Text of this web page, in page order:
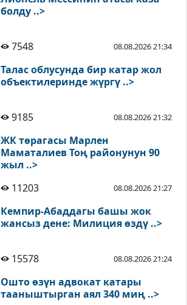
болду ..>
7548 08.08.2026 21:34
Талас облусунда бир катар жол
объектилеринде жүргү ..>
9185 08.08.2026 21:32
ЖК төрагасы Марлен
Маматалиев Тоң районунун 90
жыл ..>
11203
08.08.2026 21:27
Кемпир-Абаддагы башы жок
жансыз дене: Милиция өздү ..>
15578 08.08.2026 21:24
Ошто өзүн адвокат катары
тааныштырган аял 340 миң ..>